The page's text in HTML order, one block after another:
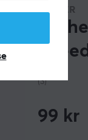
AETHER
(3)
99 kr